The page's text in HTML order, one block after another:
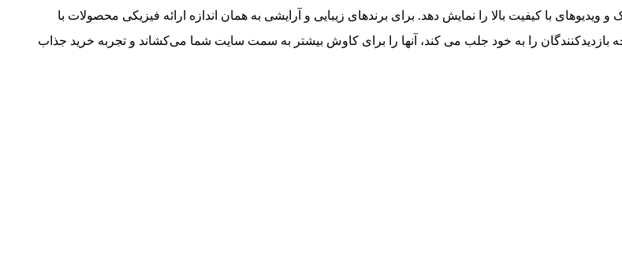
با کیفیت بالا را نمایش دهد. برای برندهای زیبایی و آرایشی به همان اندازه ارائه فیزیکی محصولات با
بازدیدکنندگان را به خود جلب می کند، آنها را برای کاوش بیشتر به سمت سایت شما می‌کشاند و تجربه خرید جذاب